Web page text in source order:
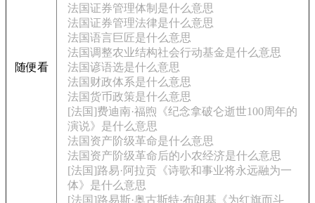
随便看
法国证券管理体制是什么意思
法国证券管理法律是什么意思
法国语言巨匠是什么意思
法国调整农业结构社会行动基金是什么意思
法国谚语选是什么意思
法国财政体系是什么意思
法国货币政策是什么意思
[法国]费迪南·福煦《纪念拿破仑逝世100周年的
演说》是什么意思
法国资产阶级革命是什么意思
法国资产阶级革命后的小农经济是什么意思
[法国]路易·阿拉贡《诗歌和事业将永远融为一
体》是什么意思
[法国]路易斯·奥古斯特·布朗基《为红旗而斗